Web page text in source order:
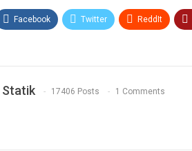
Facebook Twitter ReddIt
Statik 17406 Posts 1 Comments